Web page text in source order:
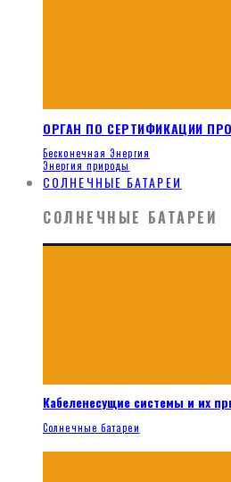
ОРГАН ПО СЕРТИФИКАЦИИ
Бесконечная Энергия
Энергия природы
СОЛНЕЧНЫЕ БАТАРЕИ
СОЛНЕЧНЫЕ БАТАРЕИ
Кабеленесущие системы и их
Солнечные батареи